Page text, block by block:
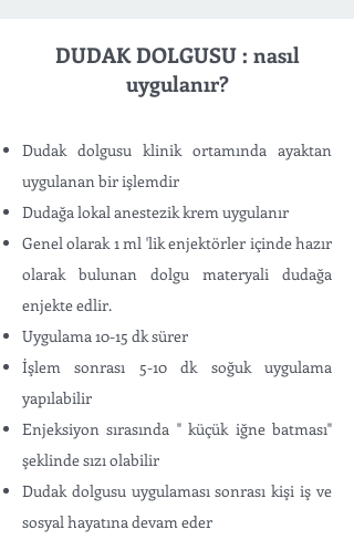
DUDAK DOLGUSU : nasıl
uygulanır?
Dudak dolgusu klinik ortamında ayaktan
uygulanan bir işlemdir
Dudağa lokal anestezik krem uygulanır
Genel olarak 1 ml 'lik enjektörler içinde hazır
olarak bulunan dolgu materyali dudağa
enjekte edlir.
Uygulama 10-15 dk sürer
İşlem sonrası 5-10 dk soğuk uygulama
yapılabilir
Enjeksiyon sırasında " küçük iğne batması"
şeklinde sızı olabilir
Dudak dolgusu uygulaması sonrası kişi iş ve
sosyal hayatına devam eder